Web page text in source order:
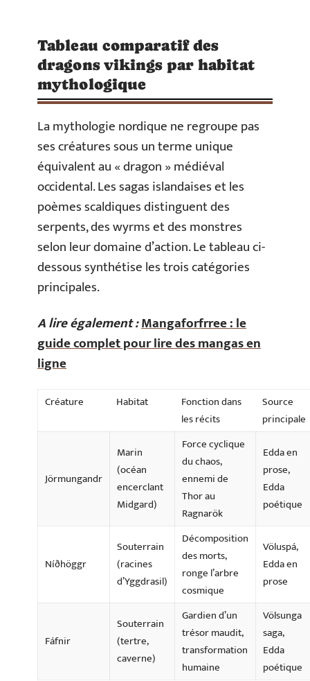
Tableau comparatif des
dragons vikings par habitat
mythologique
La mythologie nordique ne regroupe pas
ses créatures sous un terme unique
équivalent au « dragon » médiéval
occidental. Les sagas islandaises et les
poèmes scaldiques distinguent des
serpents, des wyrms et des monstres
selon leur domaine d’action. Le tableau ci-
dessous synthétise les trois catégories
principales.
A lire également :Mangaforfrree : le
guide complet pour lire des mangas en
ligne
Créature Habitat
Fonction dans
les récits
Source
principale
Jörmungandr
Marin
(océan
encerclant
Midgard)
Force cyclique
du chaos,
ennemi de
Thor au
Ragnarök
Edda en
prose,
Edda
poétique
Níðhöggr
Souterrain
(racines
d’Yggdrasil)
Décomposition
des morts,
ronge l’arbre
cosmique
Völuspá,
Edda en
prose
Fáfnir
Souterrain
(tertre,
caverne)
Gardien d’un
trésor maudit,
transformation
humaine
Völsunga
saga,
Edda
poétique